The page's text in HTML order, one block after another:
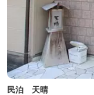
民泊 天晴